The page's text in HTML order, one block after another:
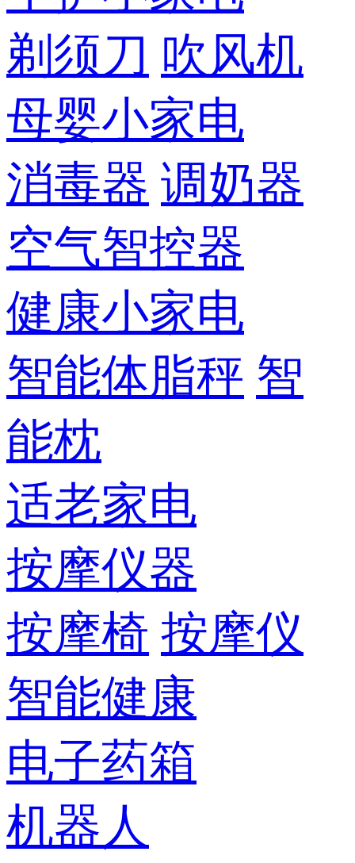
剃须刀 吹风机
母婴小家电
消毒器 调奶器
空气智控器
健康小家电
智能体脂秤 智
能枕
适老家电
按摩仪器
按摩椅 按摩仪
智能健康
电子药箱
机器人